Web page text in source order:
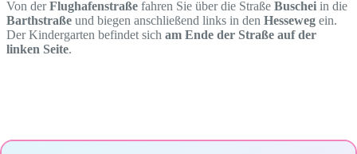
Von derFlughafenstraße fahren Sie über die Straße Buschei in die
Barthstraße und biegen anschließend links in den Hesseweg ein.
Der Kindergarten befindet sich am Ende der Straße auf der
linken Seite.